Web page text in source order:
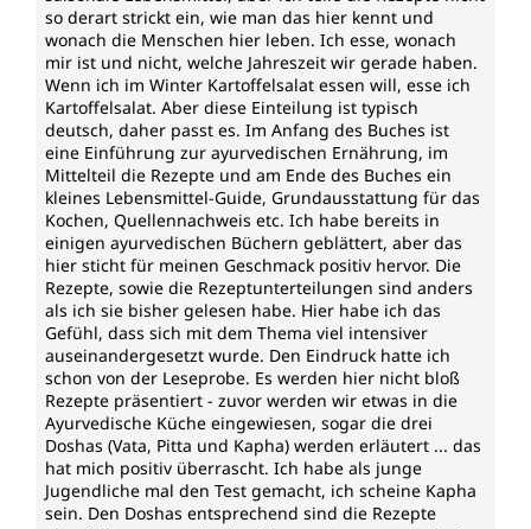
so derart strickt ein, wie man das hier kennt und
wonach die Menschen hier leben. Ich esse, wonach
mir ist und nicht, welche Jahreszeit wir gerade haben.
Wenn ich im Winter Kartoffelsalat essen will, esse ich
Kartoffelsalat. Aber diese Einteilung ist typisch
deutsch, daher passt es. Im Anfang des Buches ist
eine Einführung zur ayurvedischen Ernährung, im
Mittelteil die Rezepte und am Ende des Buches ein
kleines Lebensmittel-Guide, Grundausstattung für das
Kochen, Quellennachweis etc. Ich habe bereits in
einigen ayurvedischen Büchern geblättert, aber das
hier sticht für meinen Geschmack positiv hervor. Die
Rezepte, sowie die Rezeptunterteilungen sind anders
als ich sie bisher gelesen habe. Hier habe ich das
Gefühl, dass sich mit dem Thema viel intensiver
auseinandergesetzt wurde. Den Eindruck hatte ich
schon von der Leseprobe. Es werden hier nicht bloß
Rezepte präsentiert - zuvor werden wir etwas in die
Ayurvedische Küche eingewiesen, sogar die drei
Doshas (Vata, Pitta und Kapha) werden erläutert ... das
hat mich positiv überrascht. Ich habe als junge
Jugendliche mal den Test gemacht, ich scheine Kapha
sein. Den Doshas entsprechend sind die Rezepte